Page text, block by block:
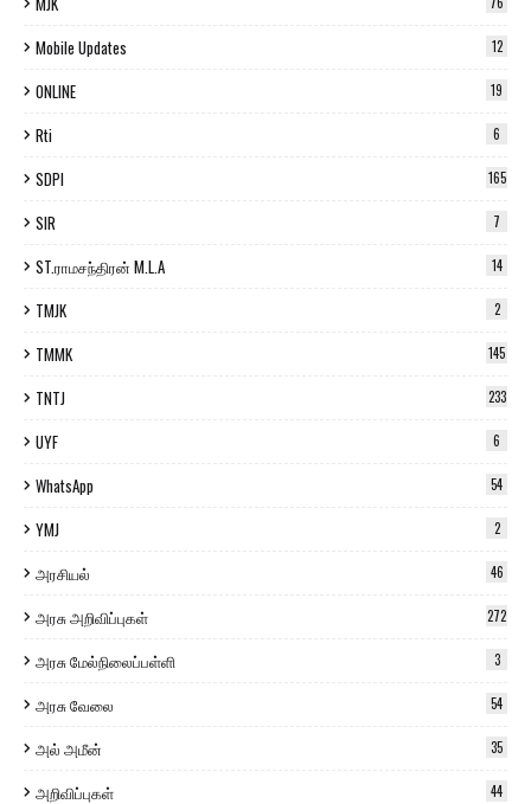
Mobile Updates 12
ONLINE 19
Rti 6
SDPI 165
SIR 7
ST.ராமசந்திரன் M.L.A 14
TMJK 2
TMMK 145
TNTJ 233
UYF 6
WhatsApp 54
YMJ 2
அரசியல் 46
அரசு அறிவிப்புகள் 272
அரசு மேல்நிலைப்பள்ளி 3
அரசு வேலை 54
அல் அமீன் 35
அறிவிப்புகள் 44